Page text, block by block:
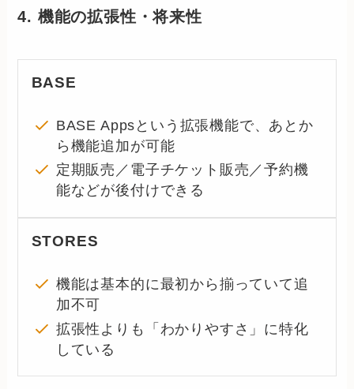
4. 機能の拡張性・将来性
BASE
BASE Appsという拡張機能で、あとか
ら機能追加が可能
定期販売／電子チケット販売／予約機
能などが後付けできる
STORES
機能は基本的に最初から揃っていて追
加不可
拡張性よりも「わかりやすさ」に特化
している